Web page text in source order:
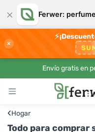
× Ferwer:
×
⚡
Envío gratis en
‹Hogar
Todo para comprar